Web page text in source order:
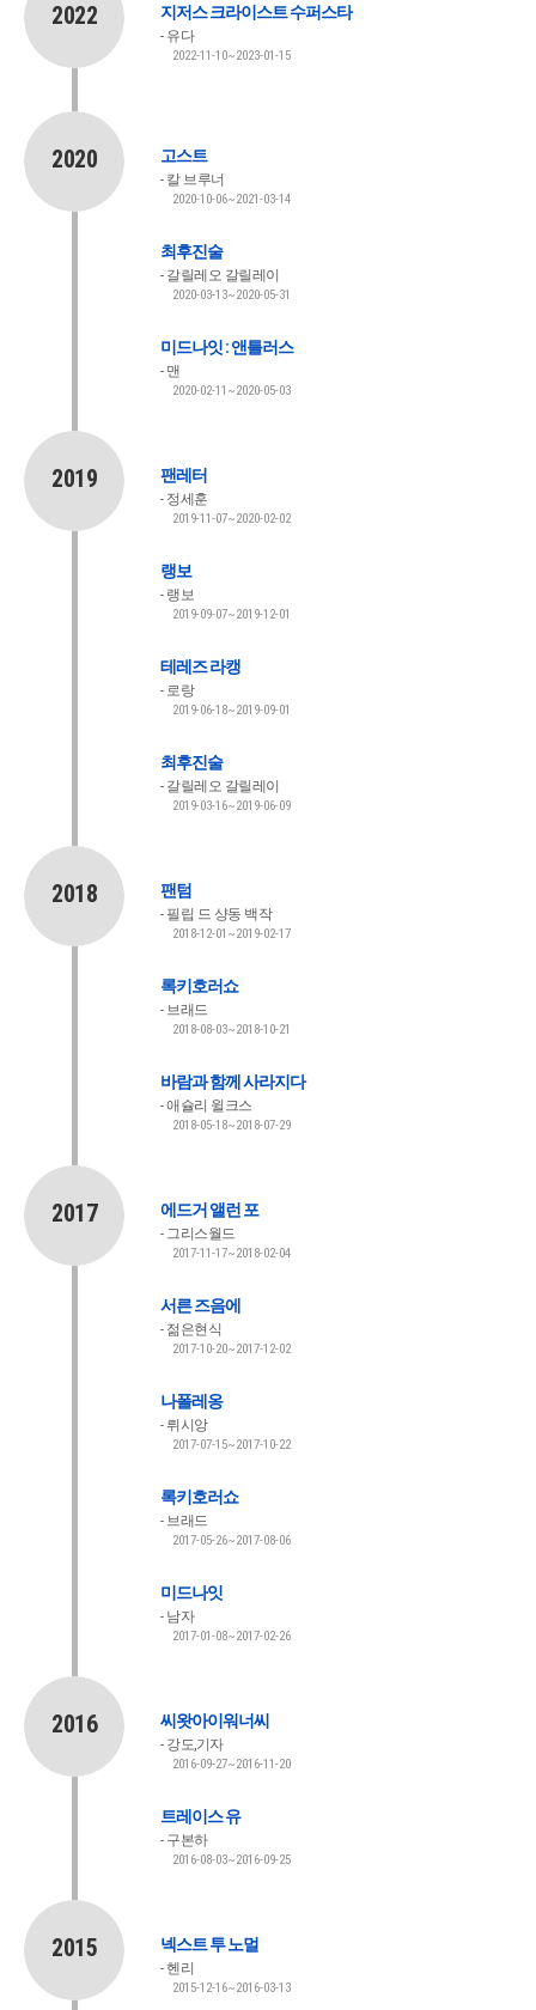
2022 지저스 크라이스트 수퍼스타
유다
2022-11-10~2023-01-15
2020 고스트
칼 브루너
2020-10-06~2021-03-14
최후진술
갈릴레오 갈릴레이
2020-03-13~2020-05-31
미드나잇 : 앤틀러스
맨
2020-02-11~2020-05-03
2019 팬레터
정세훈
2019-11-07~2020-02-02
랭보
랭보
2019-09-07~2019-12-01
테레즈 라캥
로랑
2019-06-18~2019-09-01
최후진술
갈릴레오 갈릴레이
2019-03-16~2019-06-09
2018 팬텀
필립 드 샹동 백작
2018-12-01~2019-02-17
록키호러쇼
브래드
2018-08-03~2018-10-21
바람과 함께 사라지다
애슐리 윌크스
2018-05-18~2018-07-29
2017 에드거 앨런 포
그리스월드
2017-11-17~2018-02-04
서른 즈음에
젊은현식
2017-10-20~2017-12-02
나폴레옹
뤼시앙
2017-07-15~2017-10-22
록키호러쇼
브래드
2017-05-26~2017-08-06
미드나잇
남자
2017-01-08~2017-02-26
2016 씨왓아이워너씨
강도,기자
2016-09-27~2016-11-20
트레이스 유
구본하
2016-08-03~2016-09-25
2015 넥스트 투 노멀
헨리
2015-12-16~2016-03-13